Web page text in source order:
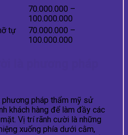
70.000.000 –
100.000.000
tự
70.000.000 –
100.000.000
pháp thẩm mỹ sử
khách hàng để làm đầy các
Vị trí rãnh cười là những
xuống phía dưới cằm,